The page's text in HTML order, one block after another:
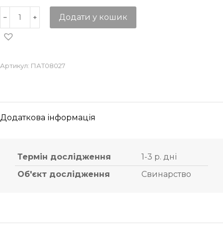
Додати у кошик
Артикул: ПАТ08027
Додаткова інформація
Термін дослідження
1-3 р. дні
Об'єкт дослідження
Свинарство